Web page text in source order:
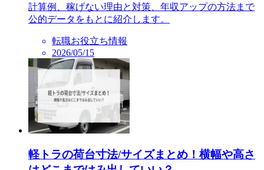
計算例、稼げない理由と対策、年収アップの方法まで
公的データをもとに紹介します。
転職お役立ち情報
2026/05/15
軽トラの荷台寸法/サイズまとめ！横幅や高さ